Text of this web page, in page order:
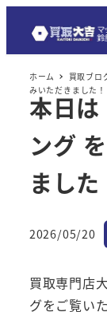
ホーム 買取ブロ
みいただきました！
本日
ング
ました
投稿日
2026/05/20
買取専門店
グをご覧い